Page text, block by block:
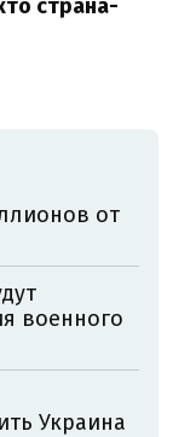
страна-
от
военного
Украина